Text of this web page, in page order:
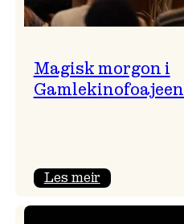
Magisk morgon i
Gamlekinofoajeen
Les meir: